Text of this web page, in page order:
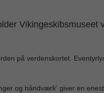
på verdenskortet.
og håndværk' giver en